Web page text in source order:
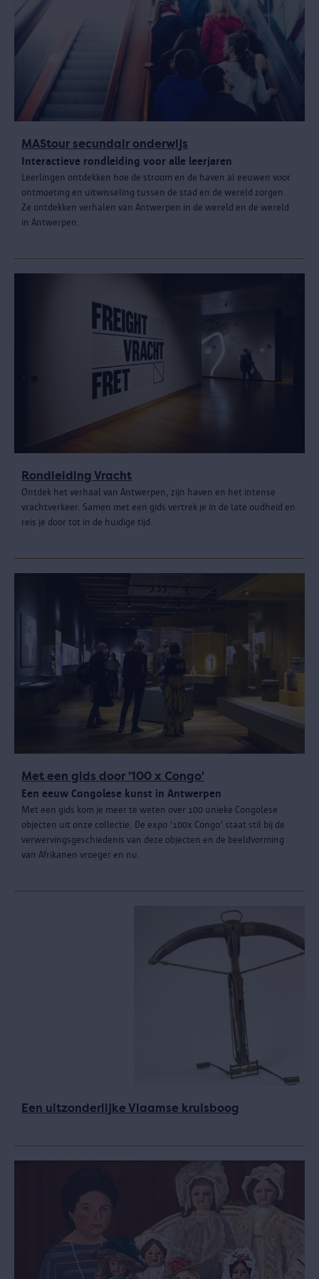
MAStour secundair onderwijs
Interactieve rondleiding voor alle leerjaren
Leerlingen ontdekken hoe de stroom en de haven al eeuwen voor
ontmoeting en uitwisseling tussen de stad en de wereld zorgen.
Ze ontdekken verhalen van Antwerpen in de wereld en de wereld
in Antwerpen.
Rondleiding Vracht
Ontdek het verhaal van Antwerpen, zijn haven en het intense
vrachtverkeer. Samen met een gids vertrek je in de late oudheid en
reis je door tot in de huidige tijd.
Met een gids door '100 x Congo'
Een eeuw Congolese kunst in Antwerpen
Met een gids kom je meer te weten over 100 unieke Congolese
objecten uit onze collectie. De expo '100x Congo' staat stil bij de
verwervingsgeschiedenis van deze objecten en de beeldvorming
van Afrikanen vroeger en nu.
Een uitzonderlijke Vlaamse kruisboog